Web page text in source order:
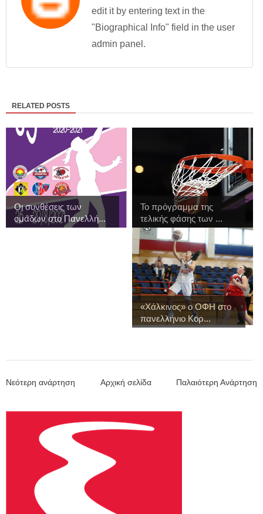
edit it by entering text in the
"Biographical Info" field in the user
admin panel.
RELATED POSTS
Οι συνθέσεις των
ομάδων στο Πανελλή...
Το πρόγραμμα της
τελικής φάσης των ...
«Χάλκινος» ο ΟΦΗ στο
πανελλήνιο Κορ...
Νεότερη ανάρτηση Παλαιότερη Ανάρτηση
Αρχική σελίδα